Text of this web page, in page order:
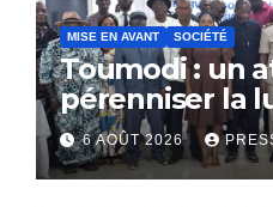
MISE EN AVANT SOCIÉTÉ
Toumodi : un
pérenniser la
6 AOÛT 2026